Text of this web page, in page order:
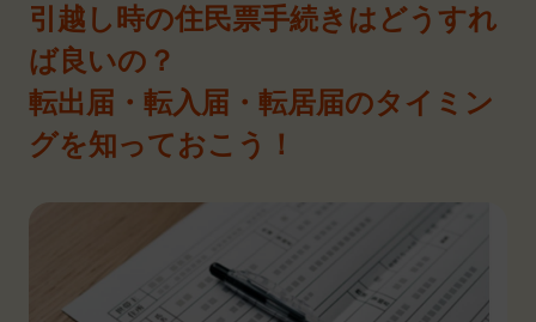
引越し時の住民票手続きはどうすれ
ば良いの？
転出届・転入届・転居届のタイミン
グを知っておこう！